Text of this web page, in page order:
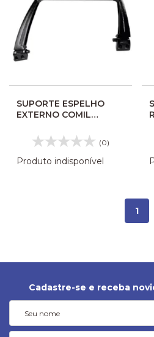
SUPORTE ESPELHO
EXTERNO COMIL
408894
(0)
Produto indisponível
1
Cadastre-se e receba